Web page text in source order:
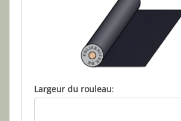
Largeur du rouleau: